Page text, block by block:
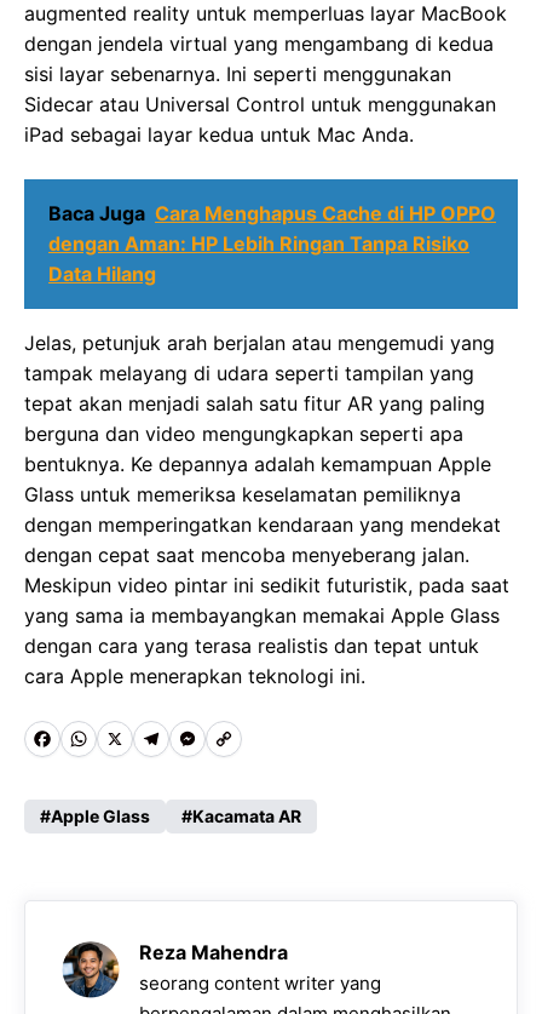
augmented reality untuk memperluas layar MacBook
dengan jendela virtual yang mengambang di kedua
sisi layar sebenarnya. Ini seperti menggunakan
Sidecar atau Universal Control untuk menggunakan
iPad sebagai layar kedua untuk Mac Anda.
Baca Juga Cara Menghapus Cache di HP OPPO
dengan Aman: HP Lebih Ringan Tanpa Risiko
Data Hilang
Jelas, petunjuk arah berjalan atau mengemudi yang
tampak melayang di udara seperti tampilan yang
tepat akan menjadi salah satu fitur AR yang paling
berguna dan video mengungkapkan seperti apa
bentuknya. Ke depannya adalah kemampuan Apple
Glass untuk memeriksa keselamatan pemiliknya
dengan memperingatkan kendaraan yang mendekat
dengan cepat saat mencoba menyeberang jalan.
Meskipun video pintar ini sedikit futuristik, pada saat
yang sama ia membayangkan memakai Apple Glass
dengan cara yang terasa realistis dan tepat untuk
cara Apple menerapkan teknologi ini.
F
c
b
W
a
s
A
p
X T
l
g
r
a
M
s
e
n
g
C
p
L
i
n
Apple Glass Kacamata AR
Reza Mahendra
seorang content writer yang